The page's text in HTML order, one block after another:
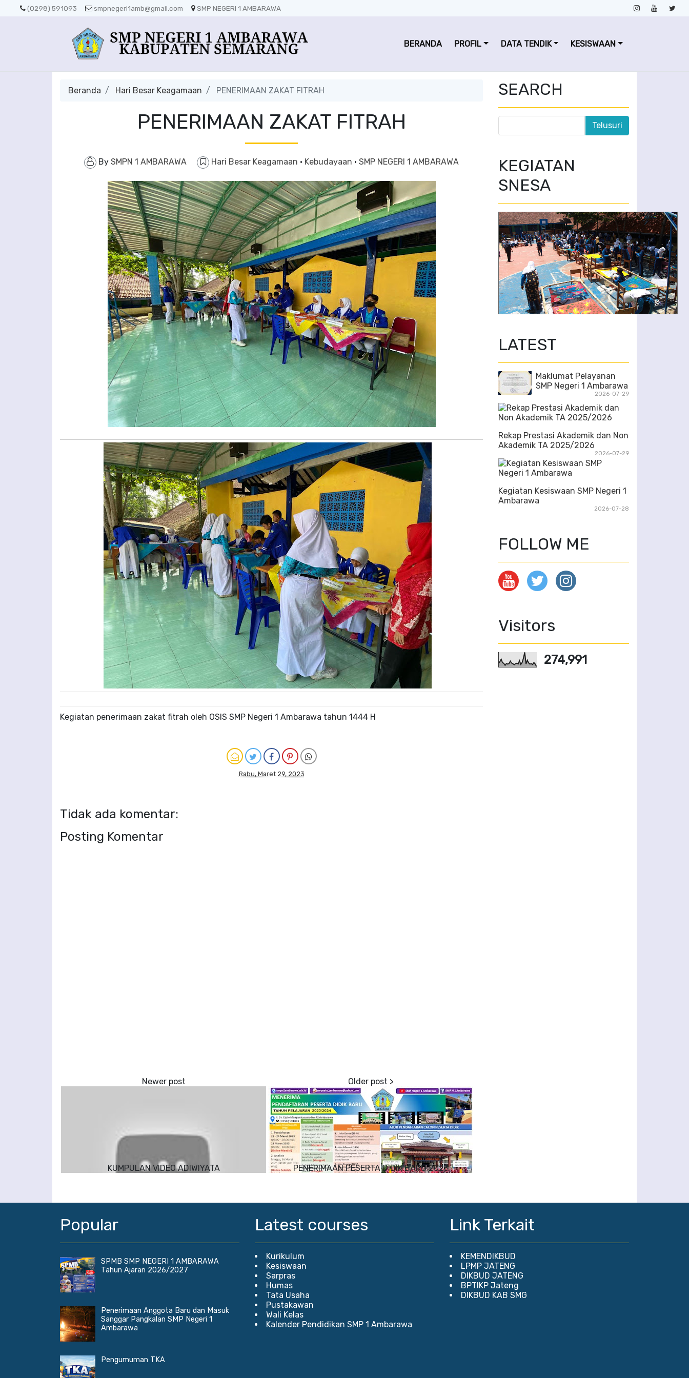
(0298) 591093 smpnegeri1amb@gmail.com SMP NEGERI 1 AMBARAWA
BERANDA PROFIL DATA TENDIK KESISWAAN
Beranda Hari Besar Keagamaan PENERIMAAN ZAKAT FITRAH
PENERIMAAN ZAKAT FITRAH
By SMPN 1 AMBARAWA Hari Besar Keagamaan · Kebudayaan · SMP NEGERI 1 AMBARAWA
Kegiatan penerimaan zakat fitrah oleh OSIS SMP Negeri 1 Ambarawa tahun 1444 H
Rabu, Maret 29, 2023
Tidak ada komentar:
Posting Komentar
KUMPULAN VIDEO ADIWIYATA PENERIMAAN PESERTA DIDIK BARU 2023
SEARCH
KEGIATAN
SNESA
LATEST
Maklumat Pelayanan
SMP Negeri 1 Ambarawa
2026-07-29
Rekap Prestasi Akademik dan Non
Akademik TA 2025/2026
2026-07-29
Kegiatan Kesiswaan SMP Negeri 1
Ambarawa
2026-07-28
FOLLOW ME
Visitors
274,991
Popular
SPMB SMP NEGERI 1 AMBARAWA
Tahun Ajaran 2026/2027
Penerimaan Anggota Baru dan Masuk
Sanggar Pangkalan SMP Negeri 1
Ambarawa
Pengumuman TKA
Latest courses
Kurikulum
Kesiswaan
Sarpras
Humas
Tata Usaha
Pustakawan
Wali Kelas
Kalender Pendidikan SMP 1 Ambarawa
Link Terkait
KEMENDIKBUD
LPMP JATENG
DIKBUD JATENG
BPTIKP Jateng
DIKBUD KAB SMG